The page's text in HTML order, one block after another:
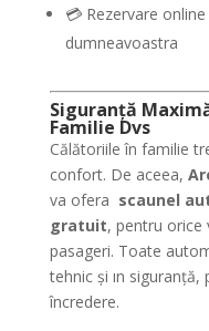
💳 Rezervare
dumneavoastra
Siguranță
Familie Dvs
Călătoriile în familie
confort. De aceea,
va ofera scaunel
gratuit, pentru orice
pasageri. Toate
tehnic și ın
încredere.